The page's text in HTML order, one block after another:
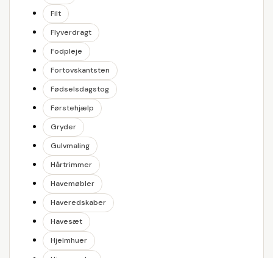
Filt
Flyverdragt
Fodpleje
Fortovskantsten
Fødselsdagstog
Førstehjælp
Gryder
Gulvmaling
Hårtrimmer
Havemøbler
Haveredskaber
Havesæt
Hjelmhuer